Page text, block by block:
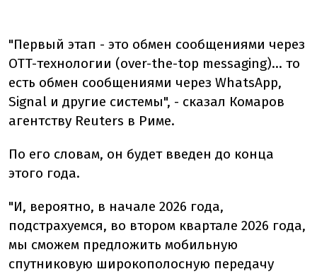
"Первый этап - это обмен сообщениями через
OTT-технологии (over-the-top messaging)... то
есть обмен сообщениями через WhatsApp,
Signal и другие системы", - сказал Комаров
агентству Reuters в Риме.
По его словам, он будет введен до конца
этого года.
"И, вероятно, в начале 2026 года,
подстрахуемся, во втором квартале 2026 года,
мы сможем предложить мобильную
спутниковую широкополосную передачу